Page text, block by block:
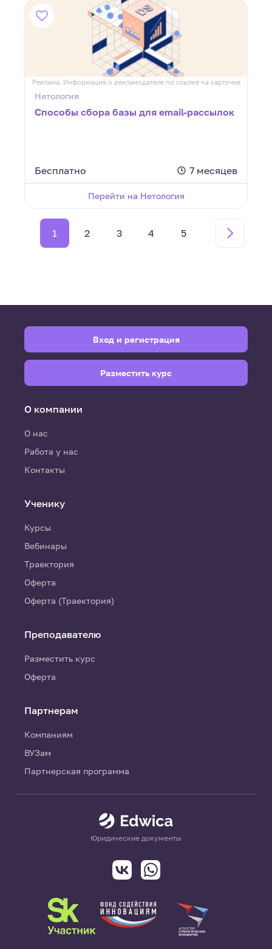
Реклама. Информация о рекламодателе по ссылке на карточке
Нетология
Способы сбора базы для email-рассылок
Бесплатно 7 месяцев
Перейти на Нетология
1 2 3 4 5
Юридические документы
О компании
О нас
Работа у нас
Контакты
Ученику
Курсы
Вебинары
Траектория
Оферта
Оферта (Траектория)
Преподавателю
Разместить курс
Оферта
Партнерам
Компаниям
ВУЗам
Партнерская программа
Вход и регистрация
Разместить курс